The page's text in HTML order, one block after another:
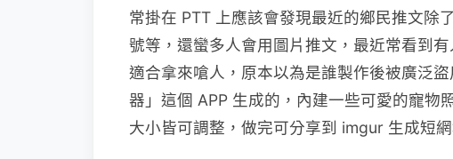
常掛在 PTT 上應該會發現最近的鄉民推文除
號等，還蠻多人會用圖片推文，最近常看到
適合拿來嗆人，原本以為是誰製作後被廣泛
器」這個 APP 生成的，內建一些可愛的寵物
大小皆可調整，做完可分享到 imgur 生成短